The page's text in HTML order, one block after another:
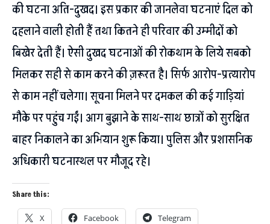
की घटना अति-दुखद। इस प्रकार की जानलेवा घटनाएं दिल को
दहलाने वाली होती हैं तथा कितने ही परिवार की उम्मीदों को
बिखेर देती हैं। ऐसी दुखद घटनाओं की रोकथाम के लिये सबको
मिलकर सही से काम करने की ज़रूरत है। सिर्फ आरोप-प्रत्यारोप
से काम नहीं चलेगा। सूचना मिलने पर दमकल की कई गाड़ियां
मौके पर पहुंच गईं। आग बुझाने के साथ-साथ छात्रों को सुरक्षित
बाहर निकालने का अभियान शुरू किया। पुलिस और प्रशासनिक
अधिकारी घटनास्थल पर मौजूद रहे।
Share this:
X Facebook Telegram